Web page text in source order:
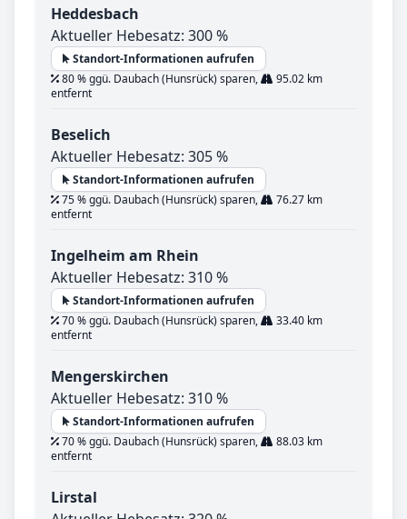
Heddesbach
Aktueller Hebesatz: 300 %
Standort-Informationen aufrufen
80 % ggü. Daubach (Hunsrück) sparen,
95.02 km
entfernt
Beselich
Aktueller Hebesatz: 305 %
Standort-Informationen aufrufen
75 % ggü. Daubach (Hunsrück) sparen,
76.27 km
entfernt
Ingelheim am Rhein
Aktueller Hebesatz: 310 %
Standort-Informationen aufrufen
70 % ggü. Daubach (Hunsrück) sparen,
33.40 km
entfernt
Mengerskirchen
Aktueller Hebesatz: 310 %
Standort-Informationen aufrufen
70 % ggü. Daubach (Hunsrück) sparen,
88.03 km
entfernt
Lirstal